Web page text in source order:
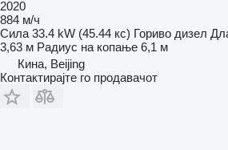
2020
884 м/ч
Сила 33.4 kW (45.44 кс) Гориво дизел
3,63 м Радиус на копање 6,1 м
Кина, Beijing
Контактирајте го продавачот